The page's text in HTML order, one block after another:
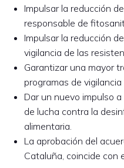
Impulsar la reducción
responsable de
Impulsar la reducción
vigilancia de las
Garantizar una mayor
programas de
Dar un nuevo impulso
de lucha contra la
alimentaria.
La aprobación del
Cataluña, coincide con